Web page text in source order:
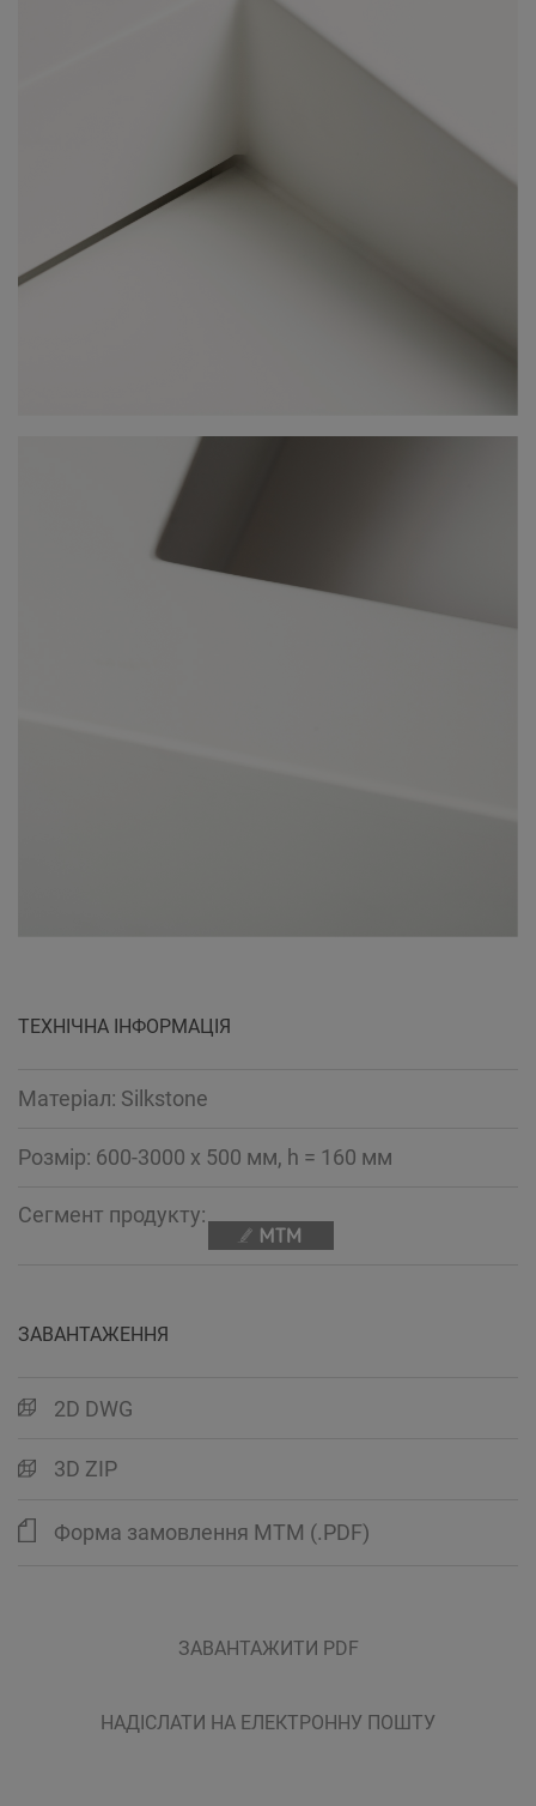
ТЕХНІЧНА ІНФОРМАЦІЯ
Mатеріал: Silkstone
Розмір: 600-3000 x 500 мм, h = 160 мм
Сегмент продукту:
ЗАВАНТАЖЕННЯ
2D DWG
3D ZIP
Форма замовлення MTM (.PDF)
ЗАВАНТАЖИТИ PDF
НАДІСЛАТИ НА ЕЛЕКТРОННУ ПОШТУ